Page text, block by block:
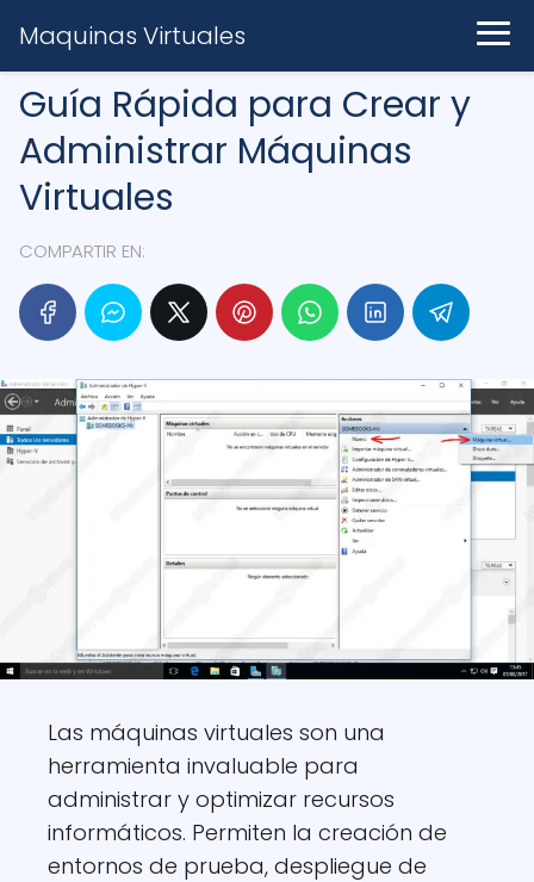
Maquinas Virtuales
Guía Rápida para Crear y
Administrar Máquinas
Virtuales
COMPARTIR EN:
Las máquinas virtuales son una
herramienta invaluable para
administrar y optimizar recursos
informáticos. Permiten la creación de
entornos de prueba, despliegue de